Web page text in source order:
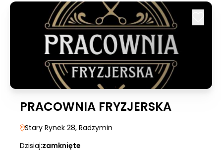
PRACOWNIA FRYZJERSKA
Stary Rynek 28, Radzymin
Dzisiaj:zamknięte